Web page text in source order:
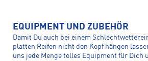
EQUIPMENT UND ZUBEHÖR
Damit Du auch bei einem
platten Reifen nicht den Kopf hängen
uns jede Menge tolles Equipment für Dich